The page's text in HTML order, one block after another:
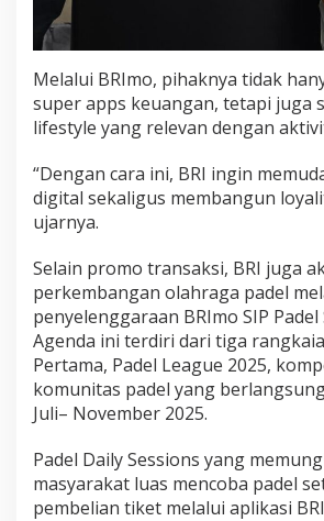
Melalui BRImo, pihaknya tidak
super apps keuangan, tetapi juga
lifestyle yang relevan dengan
“Dengan cara ini, BRI ingin
digital sekaligus membangun
ujarnya.
Selain promo transaksi, BRI juga
perkembangan olahraga padel
penyelenggaraan BRImo SIP Padel
Agenda ini terdiri dari tiga
Pertama, Padel League 2025,
komunitas padel yang
Juli– November 2025.
Padel Daily Sessions yang
masyarakat luas mencoba padel
pembelian tiket melalui aplikasi